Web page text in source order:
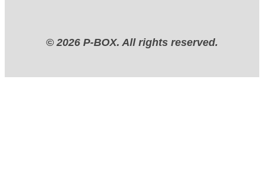
© 2026 P-BOX. All rights reserved.